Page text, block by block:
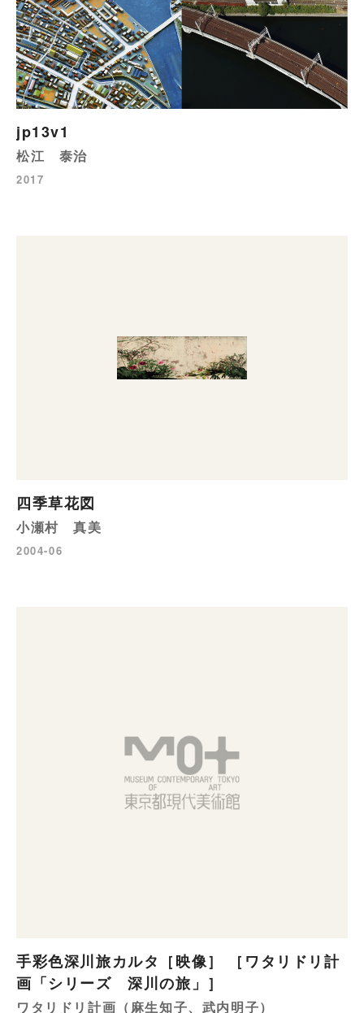
jp13v1
松江 泰治
2017
四季草花図
小瀬村 真美
2004-06
手彩色深川旅カルタ［映像］ ［ワタリドリ計
画「シリーズ 深川の旅」］
ワタリドリ計画（麻生知子、武内明子）